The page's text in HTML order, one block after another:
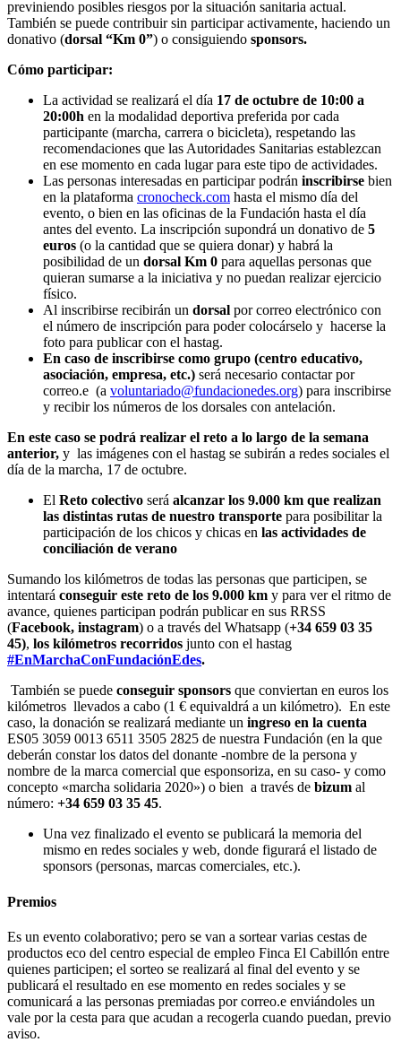
previniendo posibles riesgos por la situación sanitaria actual.
También se puede contribuir sin participar activamente, haciendo un
donativo (dorsal “Km 0”) o consiguiendo sponsors.
Cómo participar:
La actividad se realizará el día 17 de octubre de 10:00 a
20:00h en la modalidad deportiva preferida por cada
participante (marcha, carrera o bicicleta), respetando las
recomendaciones que las Autoridades Sanitarias establezcan
en ese momento en cada lugar para este tipo de actividades.
Las personas interesadas en participar podrán inscribirse bien
en la plataforma cronocheck.com hasta el mismo día del
evento, o bien en las oficinas de la Fundación hasta el día
antes del evento. La inscripción supondrá un donativo de 5
euros (o la cantidad que se quiera donar) y habrá la
posibilidad de un dorsal Km 0 para aquellas personas que
quieran sumarse a la iniciativa y no puedan realizar ejercicio
físico.
Al inscribirse recibirán un dorsal por correo electrónico con
el número de inscripción para poder colocárselo y hacerse la
foto para publicar con el hastag.
En caso de inscribirse como grupo (centro educativo,
asociación, empresa, etc.) será necesario contactar por
correo.e (a voluntariado@fundacionedes.org) para inscribirse
y recibir los números de los dorsales con antelación.
En este caso se podrá realizar el reto a lo largo de la semana
anterior, y las imágenes con el hastag se subirán a redes sociales el
día de la marcha, 17 de octubre.
El Reto colectivo será alcanzar los 9.000 km que realizan
las distintas rutas de nuestro transporte para posibilitar la
participación de los chicos y chicas en las actividades de
conciliación de verano
Sumando los kilómetros de todas las personas que participen, se
intentará conseguir este reto de los 9.000 km y para ver el ritmo de
avance, quienes participan podrán publicar en sus RRSS
(Facebook, instagram) o a través del Whatsapp (+34 659 03 35
45), los kilómetros recorridos junto con el hastag
#EnMarchaConFundaciónEdes.
También se puede conseguir sponsors que conviertan en euros los
kilómetros llevados a cabo (1 € equivaldrá a un kilómetro). En este
caso, la donación se realizará mediante un ingreso en la cuenta
ES05 3059 0013 6511 3505 2825 de nuestra Fundación (en la que
deberán constar los datos del donante -nombre de la persona y
nombre de la marca comercial que esponsoriza, en su caso- y como
concepto «marcha solidaria 2020») o bien a través de bizum al
número: +34 659 03 35 45.
Una vez finalizado el evento se publicará la memoria del
mismo en redes sociales y web, donde figurará el listado de
sponsors (personas, marcas comerciales, etc.).
Premios
Es un evento colaborativo; pero se van a sortear varias cestas de
productos eco del centro especial de empleo Finca El Cabillón entre
quienes participen; el sorteo se realizará al final del evento y se
publicará el resultado en ese momento en redes sociales y se
comunicará a las personas premiadas por correo.e enviándoles un
vale por la cesta para que acudan a recogerla cuando puedan, previo
aviso.